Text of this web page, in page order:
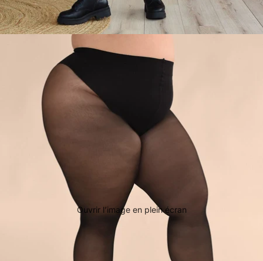
Ouvrir l’image en plein écran